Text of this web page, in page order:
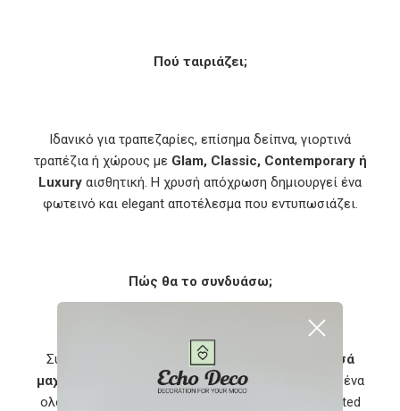
Πού ταιριάζει;
Ιδανικό για τραπεζαρίες, επίσημα δείπνα, γιορτινά
τραπέζια ή χώρους με Glam, Classic, Contemporary ή
Luxury αισθητική. Η χρυσή απόχρωση δημιουργεί ένα
φωτεινό και elegant αποτέλεσμα που εντυπωσιάζει.
Πώς θα το συνδυάσω;
Συνδυάστε το με
υφασμάτινες πετσέτες, χρυσά
μαχαιροπίρουνα, γυάλινα ποτήρια και κεριά
για ένα
ολοκληρωμένο τραπέζι με premium και sophisticated